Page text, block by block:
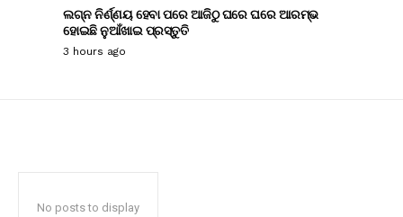
ଲଗ୍ନ ନିର୍ଣ୍ଣୟ ହେବା ପରେ ଆଜିଠୁ ଘରେ ଘରେ ଆରମ୍ଭ
ହୋଇଛି ନୁଆଁଖାଇ ପ୍ରସ୍ତୁତି
3 hours ago
No posts to display